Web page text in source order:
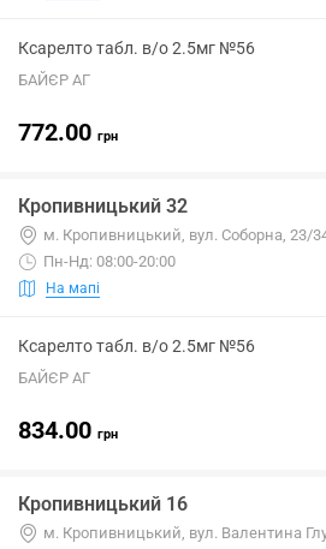
Ксарелто табл. в/о 2.5мг №56
БАЙЄР АГ
772.00 грн
Кропивницький 32
м. Кропивницький, вул. Соборна, 23/
Пн-Нд: 08:00-20:00
На мапі
Ксарелто табл. в/о 2.5мг №56
БАЙЄР АГ
834.00 грн
Кропивницький 16
м. Кропивницький, вул. Валентина